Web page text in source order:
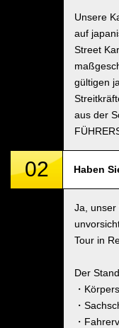
Unsere
auf
Street
gültigen
aus der
02 Haben
Ja, unser
Tour in
Der
・
・
・